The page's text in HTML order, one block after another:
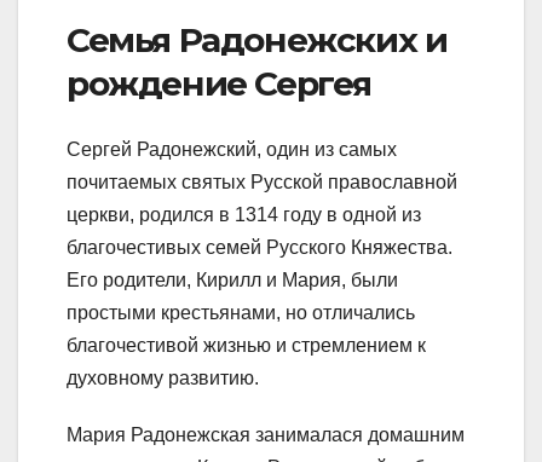
Семья Радонежских и
рождение Сергея
Сергей Радонежский, один из самых
почитаемых святых Русской православной
церкви, родился в 1314 году в одной из
благочестивых семей Русского Княжества.
Его родители, Кирилл и Мария, были
простыми крестьянами, но отличались
благочестивой жизнью и стремлением к
духовному развитию.
Мария Радонежская занималася домашним